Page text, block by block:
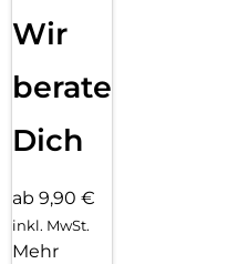
Wir
beraten
Dich
ab 9,90 €
inkl. MwSt.
Mehr